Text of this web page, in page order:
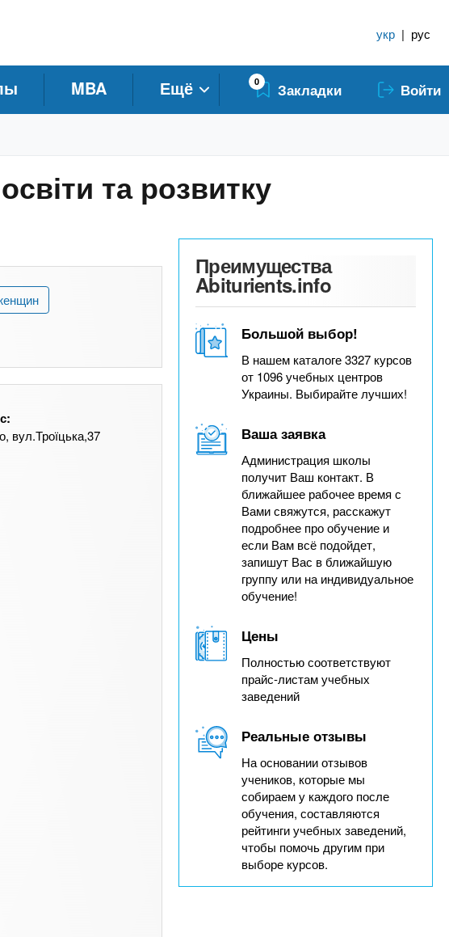
укр | рус
MBA Ещё 0 Закладки Войти
та розвитку
вул.Троїцька,37
Преимущества
Abiturients.info
Большой выбор!
В нашем каталоге 3327 курсов
от 1096 учебных центров
Украины. Выбирайте лучших!
Ваша заявка
Администрация школы
получит Ваш контакт. В
ближайшее рабочее время с
Вами свяжутся, расскажут
подробнее про обучение и
если Вам всё подойдет,
запишут Вас в ближайшую
группу или на индивидуальное
обучение!
Цены
Полностью соответствуют
прайс-листам учебных
заведений
Реальные отзывы
На основании отзывов
учеников, которые мы
собираем у каждого после
обучения, составляются
рейтинги учебных заведений,
чтобы помочь другим при
выборе курсов.